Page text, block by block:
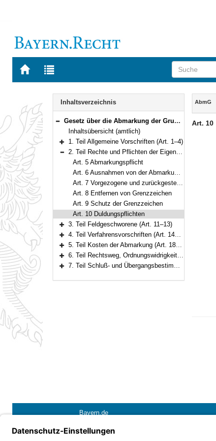
Zur
BAYERN.RECHT
Zur
letzten
Navigation
Inhaltsverzeichnis
Bereich reduzieren
Gesetz über die Abmarkung der Grundstücke (Abmarkungsgesetz – AbmG) Vom 6. August 1981 (BayRS III S. 690) BayRS 219-2-F (Art. 1–27)
Inhaltsübersicht (amtlich)
Bereich erweitern
1. Teil Allgemeine Vorschriften (Art. 1–4)
Bereich reduzieren
2. Teil Rechte und Pflichten der Eigentümer und Nutzungsberechtigten (Art. 5–10)
Art. 5 Abmarkungspflicht
Art. 6 Ausnahmen von der Abmarkungspflicht
Art. 7 Vorgezogene und zurückgestellte Abmarkung
Art. 8 Entfernen von Grenzzeichen
Art. 9 Schutz der Grenzzeichen
Art. 10 Duldungspflichten
Bereich erweitern
3. Teil Feldgeschworene (Art. 11–13)
Bereich erweitern
4. Teil Verfahrensvorschriften (Art. 14–17)
Bereich erweitern
5. Teil Kosten der Abmarkung (Art. 18–20)
Bereich erweitern
6. Teil Rechtsweg, Ordnungswidrigkeiten (Art. 21–22)
7. Teil Schluß- und Übergangsbestimmungen (Art. 23–27)
Inhalt
AbmG
Art. 10
Bayern.de
Barrierefreiheit